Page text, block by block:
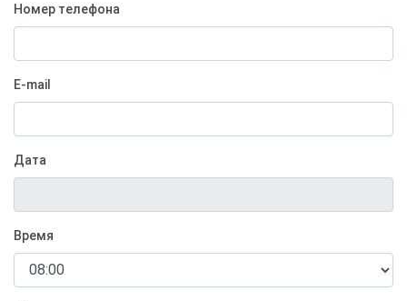
Номер телефона
E-mail
Дата
Время